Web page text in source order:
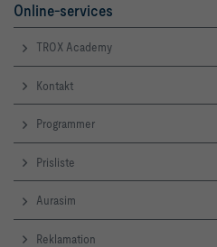
Online-services
TROX Academy
Kontakt
Programmer
Prisliste
Aurasim
Reklamation